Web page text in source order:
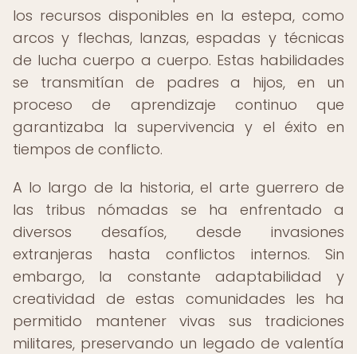
los recursos disponibles en la estepa, como
arcos y flechas, lanzas, espadas y técnicas
de lucha cuerpo a cuerpo. Estas habilidades
se transmitían de padres a hijos, en un
proceso de aprendizaje continuo que
garantizaba la supervivencia y el éxito en
tiempos de conflicto.
A lo largo de la historia, el arte guerrero de
las tribus nómadas se ha enfrentado a
diversos desafíos, desde invasiones
extranjeras hasta conflictos internos. Sin
embargo, la constante adaptabilidad y
creatividad de estas comunidades les ha
permitido mantener vivas sus tradiciones
militares, preservando un legado de valentía